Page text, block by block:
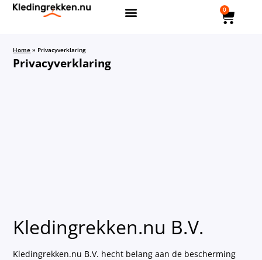
0
Home » Privacyverklaring
Privacyverklaring
Kledingrekken.nu B.V.
Kledingrekken.nu B.V. hecht belang aan de bescherming